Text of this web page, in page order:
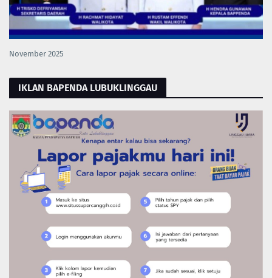
November 2025
IKLAN BAPENDA LUBUKLINGGAU